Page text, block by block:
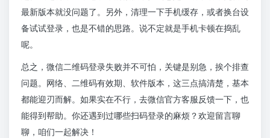
最新版本就没问题了。另外，清理一下手机缓存，或者换台设
备试试登录，也是不错的思路。说不定就是手机卡顿在捣乱
呢。
总之，微信二维码登录失败并不可怕，关键是别急，挨个排查
问题。网络、二维码有效期、软件版本，这三点搞清楚，基本
都能迎刃而解。如果实在不行，去微信官方客服反馈一下，也
能得到帮助。你还遇到过哪些扫码登录的麻烦？欢迎留言聊
聊，咱们一起解决！